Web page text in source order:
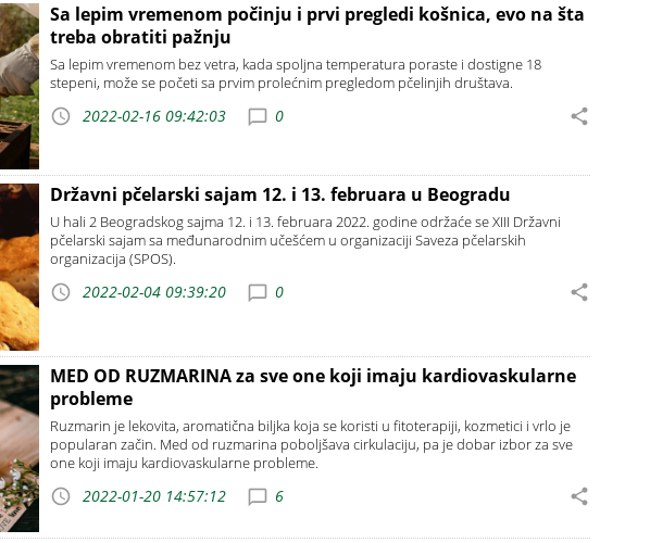
Sa lepim vremenom počinju i prvi pregledi košnica, evo na šta
treba obratiti pažnju
Sa lepim vremenom bez vetra, kada spoljna temperatura poraste i dostigne 18
stepeni, može se početi sa prvim prolećnim pregledom pčelinjih društava.
2022-02-16 09:42:03 0
Državni pčelarski sajam 12. i 13. februara u Beogradu
U hali 2 Beogradskog sajma 12. i 13. februara 2022. godine održaće se XIII Državni
pčelarski sajam sa međunarodnim učešćem u organizaciji Saveza pčelarskih
organizacija (SPOS).
2022-02-04 09:39:20 0
MED OD RUZMARINA za sve one koji imaju kardiovaskularne
probleme
Ruzmarin je lekovita, aromatična biljka koja se koristi u fitoterapiji, kozmetici i vrlo je
popularan začin. Med od ruzmarina poboljšava cirkulaciju, pa je dobar izbor za sve
one koji imaju kardiovaskularne probleme.
2022-01-20 14:57:12 6